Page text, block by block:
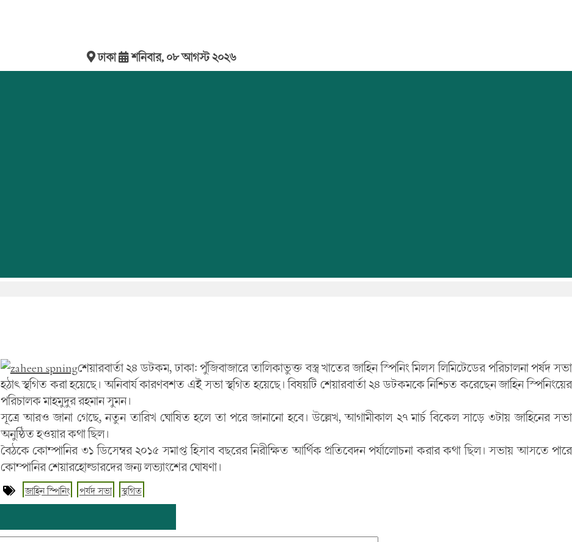
ঢাকা শনিবার, ০৮ আগস্ট ২০২৬
শেয়ারবার্তা ২৪ ডটকম, ঢাকা: পুঁজিবাজারে তালিকাভুক্ত বস্ত্র খাতের জাহিন স্পিনিং মিলস লিমিটেডের পরিচালনা পর্ষদ সভা
হঠাৎ স্থগিত করা হয়েছে। অনিবার্য কারণবশত এই সভা স্থগিত হয়েছে। বিষয়টি শেয়ারবার্তা ২৪ ডটকমকে নিশ্চিত করেছেন জাহিন স্পিনিংয়ের
পরিচালক মাহমুদুর রহমান সুমন।
সূত্রে আরও জানা গেছে, নতুন তারিখ ঘোষিত হলে তা পরে জানানো হবে। উল্লেখ, আগামীকাল ২৭ মার্চ বিকেল সাড়ে ৩টায় জাহিনের সভা
অনুষ্ঠিত হওয়ার কথা ছিল।
বৈঠকে কোম্পানির ৩১ ডিসেম্বর ২০১৫ সমাপ্ত হিসাব বছরের নিরীক্ষিত আর্থিক প্রতিবেদন পর্যালোচনা করার কথা ছিল। সভায় আসতে পারে
কোম্পানির শেয়ারহোল্ডারদের জন্য লভ্যাংশের ঘোষণা।
জাহিন স্পিনিং পর্ষদ সভা স্থগিত